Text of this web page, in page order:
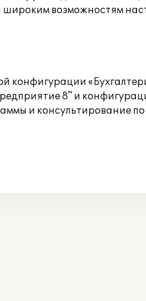
широким возможностям
конфигурации
8" и
и консультирование